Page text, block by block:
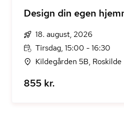
Design din egen
18. august, 2026
Tirsdag, 15:00 - 16:30
Kildegården 5B, Roskilde
855 kr.